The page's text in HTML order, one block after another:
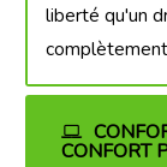
liberté qu'un
CONFORT